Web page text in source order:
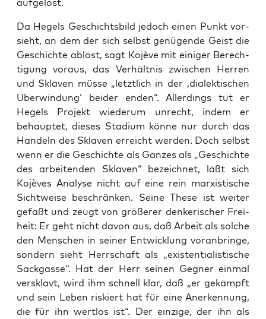
aufgelöst.
Da Hegels Geschichts­bild jedoch einen Punkt vor­
sieht, an dem der sich selbst genü­gen­de Geist die
Geschich­te ablöst, sagt Kojè­ve mit eini­ger Berech­
ti­gung vor­aus, das Ver­hält­nis zwi­schen Her­ren
und Skla­ven müs­se „letzt­lich in der ‚dia­lek­ti­schen
Über­win­dung‘ bei­der enden“. Aller­dings tut er
Hegels Pro­jekt wie­der­um unrecht, indem er
behaup­tet, die­ses Sta­di­um kön­ne nur durch das
Han­deln des Skla­ven erreicht wer­den. Doch selbst
wenn er die Geschich­te als Gan­zes als „Geschich­te
des arbei­ten­den Skla­ven“ bezeich­net, läßt sich
Kojè­ves Ana­ly­se nicht auf eine rein mar­xis­ti­sche
Sicht­wei­se beschrän­ken. Sei­ne The­se ist wei­ter
gefaßt und zeugt von grö­ße­rer den­ke­ri­scher Frei­
heit: Er geht nicht davon aus, daß Arbeit als sol­che
den Men­schen in sei­ner Ent­wick­lung vor­an­brin­ge,
son­dern sieht Herr­schaft als „exis­ten­tia­lis­ti­sche
Sack­gas­se“. Hat der Herr sei­nen Geg­ner ein­mal
ver­sklavt, wird ihm schnell klar, daß „er gekämpft
und sein Leben ris­kiert hat für eine Aner­ken­nung,
die für ihn wert­los ist“. Der ein­zi­ge, der ihn als